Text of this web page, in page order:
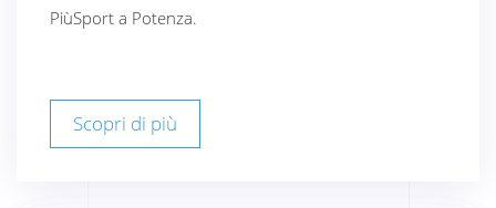
PiùSport a Potenza.
Scopri di più